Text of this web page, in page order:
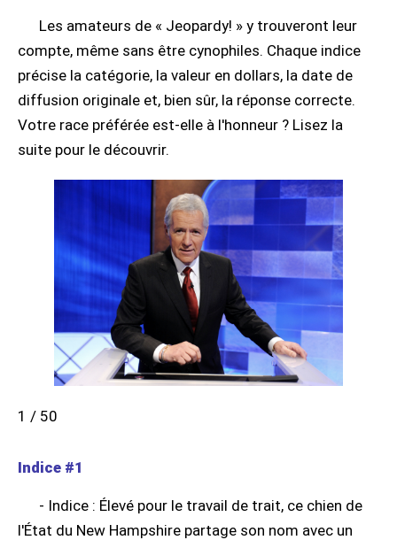
Les amateurs de « Jeopardy! » y trouveront leur
compte, même sans être cynophiles. Chaque indice
précise la catégorie, la valeur en dollars, la date de
diffusion originale et, bien sûr, la réponse correcte.
Votre race préférée est-elle à l'honneur ? Lisez la
suite pour le découvrir.
1 / 50
Indice #1
- Indice : Élevé pour le travail de trait, ce chien de
l'État du New Hampshire partage son nom avec un